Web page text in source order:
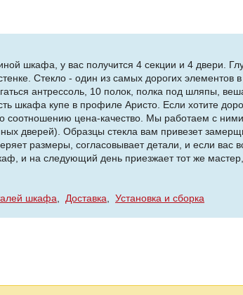
шкафа, у вас получится 4 секции и 4 двери.
Стекло - один из самых дорогих
антрессоль, 10 полок, полка под шляпы,
шкафа купе в профиле Аристо. Если хотите
соотношению цена-качество. Мы работаем с
дверей). Образцы стекла вам привезет
размеры, согласовывает детали, и если вас
и на следующий день приезжает тот же
шкафа Доставка Установка и сборка